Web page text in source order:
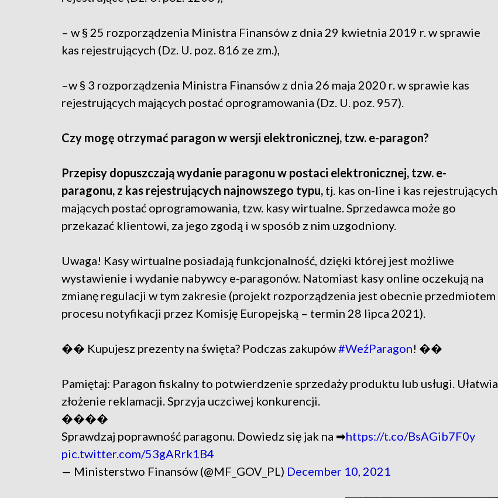
– w § 25 rozporządzenia Ministra Finansów z dnia 29 kwietnia 2019 r. w sprawie
kas rejestrujących (Dz. U. poz. 816 ze zm.),
–w § 3 rozporządzenia Ministra Finansów z dnia 26 maja 2020 r. w sprawie kas
rejestrujących mających postać oprogramowania (Dz. U. poz. 957).
Czy mogę otrzymać paragon w wersji elektronicznej, tzw. e-paragon?
Przepisy dopuszczają wydanie paragonu w postaci elektronicznej, tzw. e-
paragonu, z kas rejestrujących najnowszego typu, tj. kas on-line i kas rejestrujących
mających postać oprogramowania, tzw. kasy wirtualne. Sprzedawca może go
przekazać klientowi, za jego zgodą i w sposób z nim uzgodniony.
Uwaga! Kasy wirtualne posiadają funkcjonalność, dzięki której jest możliwe
wystawienie i wydanie nabywcy e-paragonów. Natomiast kasy online oczekują na
zmianę regulacji w tym zakresie (projekt rozporządzenia jest obecnie przedmiotem
procesu notyfikacji przez Komisję Europejską – termin 28 lipca 2021).
�� Kupujesz prezenty na święta? Podczas zakupów#WeźParagon! ��
Pamiętaj: Paragon fiskalny to potwierdzenie sprzedaży produktu lub usługi. Ułatwia
złożenie reklamacji. Sprzyja uczciwej konkurencji.
����
Sprawdzaj poprawność paragonu. Dowiedz się jak na ➡https://t.co/BsAGib7F0y
pic.twitter.com/53gARrk1B4
— Ministerstwo Finansów (@MF_GOV_PL) December 10, 2021